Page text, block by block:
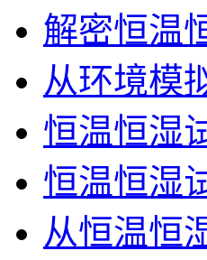
解密恒温
从环境模
恒温恒湿
恒温恒湿
从恒温恒